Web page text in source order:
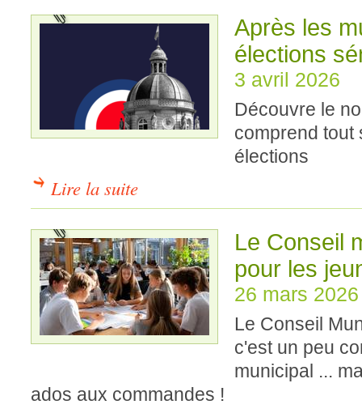
Après les
élections
3 avril 2026
Découvre le
comprend tout
élections
Lire la suite
Le Conseil
pour les
26 mars 2026
Le Conseil
c'est un peu
municipal ...
ados aux commandes !